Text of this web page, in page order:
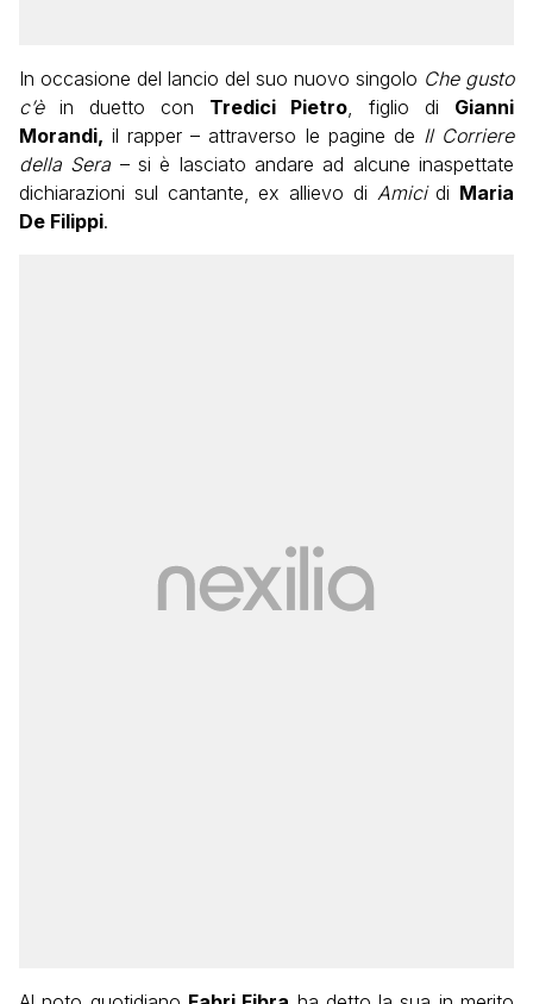
In occasione del lancio del suo nuovo singolo Che gusto
c’èin duetto con Tredici Pietro, figlio di Gianni
Morandi, il rapper – attraverso le pagine de Il Corriere
della Sera – si è lasciato andare ad alcune inaspettate
dichiarazioni sul cantante, ex allievo di Amicidi Maria
De Filippi.